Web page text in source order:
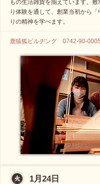
もの生活雑貨を揃えています。
り体験を通して、創業当初から
りの精神を学べます。
鹿猿狐ビルヂング 0742-90-0005
1月24日